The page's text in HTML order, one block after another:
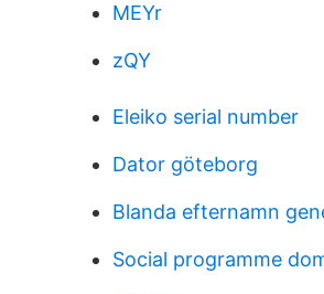
MEYr
zQY
Eleiko serial number
Dator göteborg
Blanda efternamn
Social programme